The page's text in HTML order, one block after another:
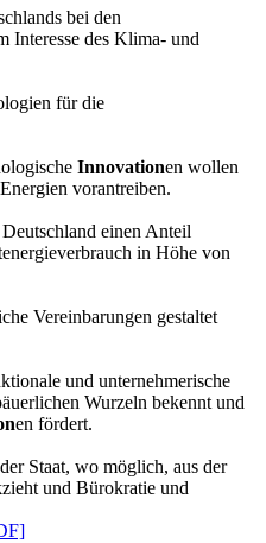
bei den
des Klima- und
für die
Innovationen wollen
vorantreiben.
einen Anteil
in Höhe von
Vereinbarungen gestaltet
und unternehmerische
Wurzeln bekennt und
en fördert.
Staat, wo möglich, aus der
und Bürokratie und